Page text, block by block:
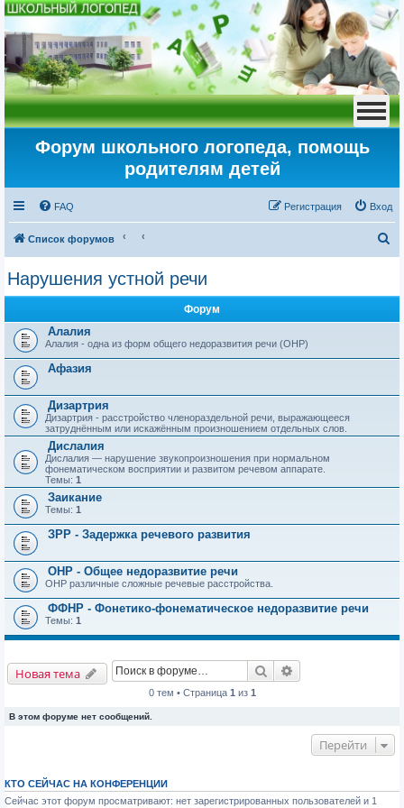
Форум школьного логопеда, помощь
родителям детей
FAQ Вход
Регистрация
Список форумов
о
к
Нарушения устной речи
Форум
Алалия
Алалия - одна из форм общего недоразвития речи (ОНР)
Афазия
Дизартрия
Дизартрия - расстройство членораздельной речи, выражающееся
затруднённым или искажённым произношением отдельных слов.
Дислалия
Дислалия — нарушение звукопроизношения при нормальном
фонематическом восприятии и развитом речевом аппарате.
Темы: 1
Заикание
Темы: 1
ЗРР - Задержка речевого развития
ОНР - Общее недоразвитие речи
ОНР различные сложные речевые расстройства.
ФФНР - Фонетико-фонематическое недоразвитие речи
Темы: 1
Новая тема Поиск
0 тем • Страница 1 из 1
В этом форуме нет сообщений.
Перейти
КТО СЕЙЧАС НА КОНФЕРЕНЦИИ
Сейчас этот форум просматривают: нет зарегистрированных пользователей и 1